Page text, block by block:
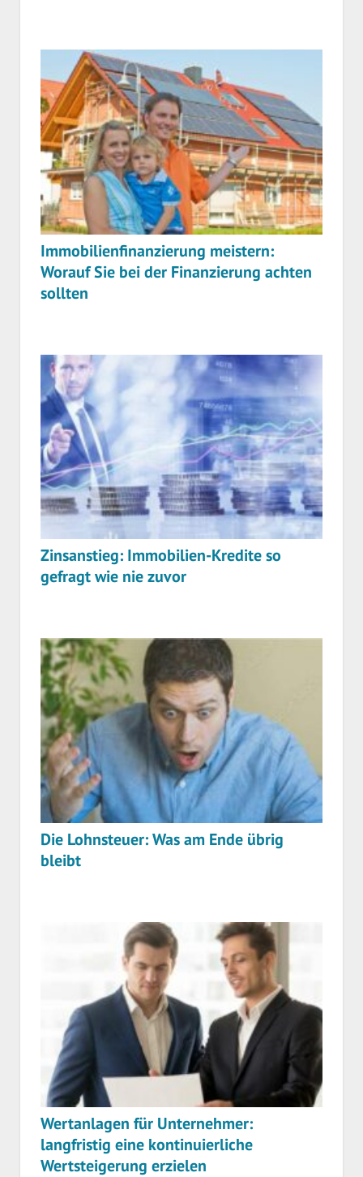
Immobilienfinanzierung meistern:
Worauf Sie bei der Finanzierung achten
sollten
Zinsanstieg: Immobilien-Kredite so
gefragt wie nie zuvor
Die Lohnsteuer: Was am Ende übrig
bleibt
Wertanlagen für Unternehmer:
langfristig eine kontinuierliche
Wertsteigerung erzielen